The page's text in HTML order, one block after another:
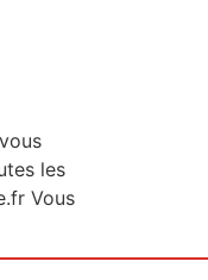
les
Vous